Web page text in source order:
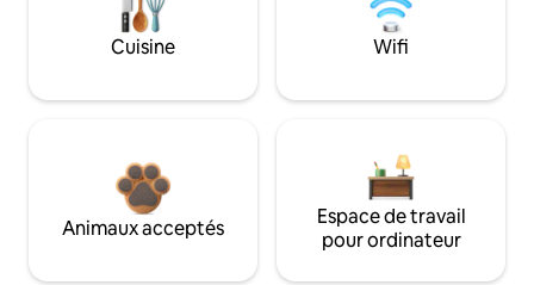
Cuisine Wifi
Animaux acceptés
Espace de travail
pour ordinateur